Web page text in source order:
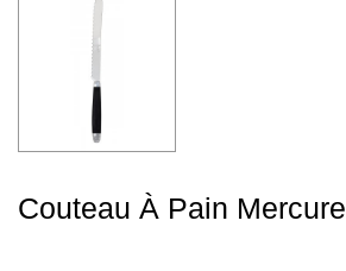
Couteau À Pain Mercure